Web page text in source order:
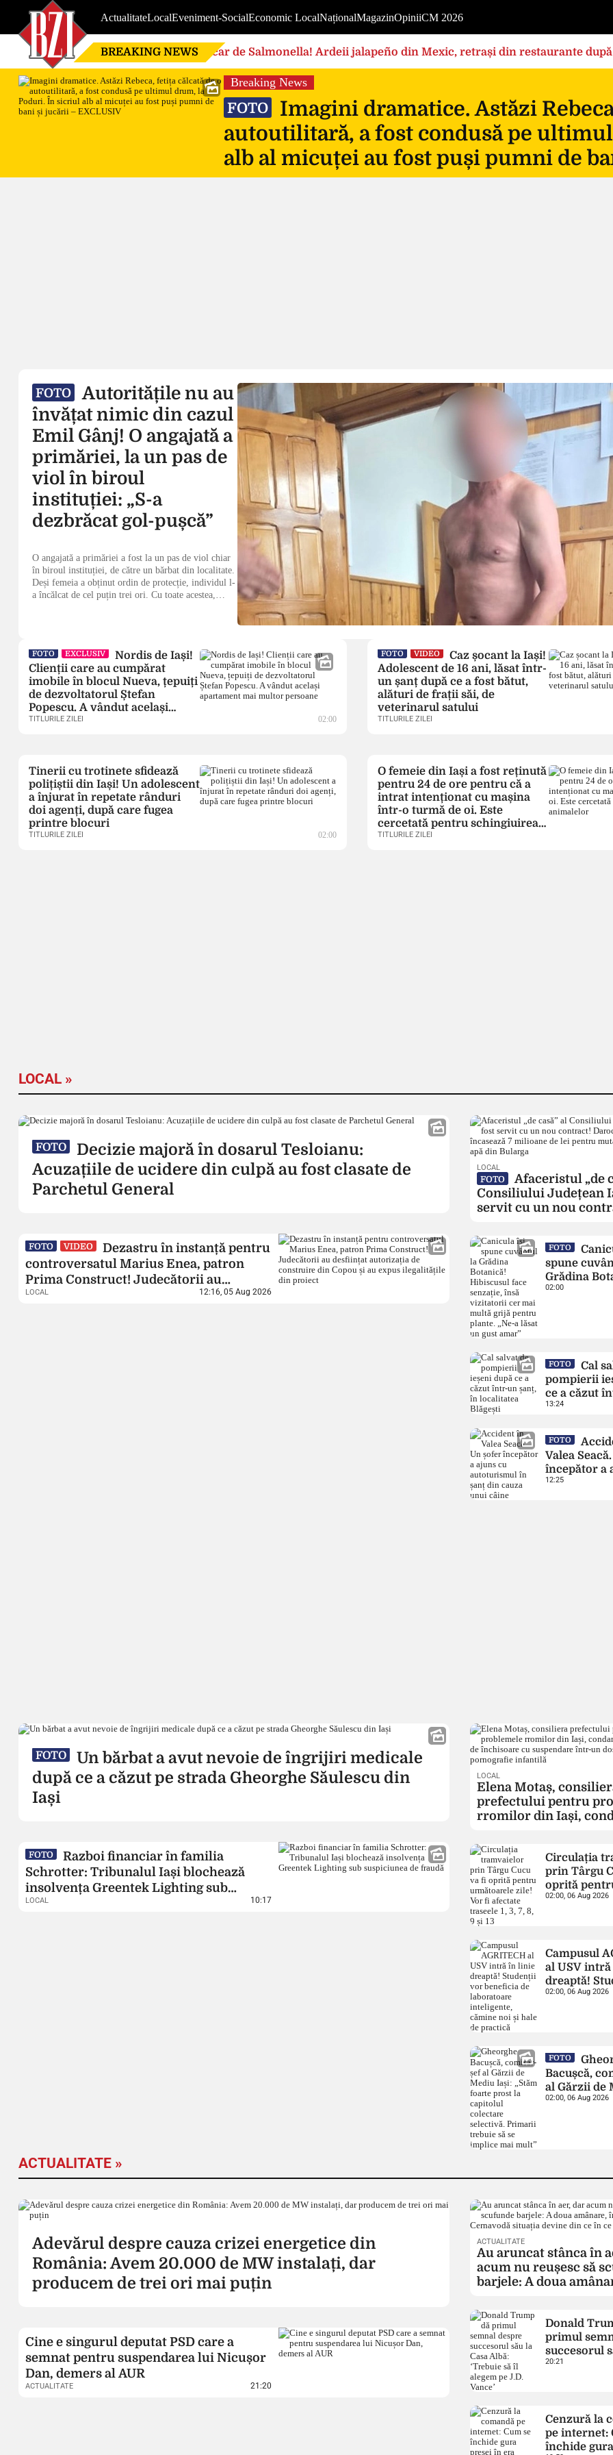
ActualitateLocalEveniment-SocialEconomic LocalNaționalMagazinOpiniiCM 2026
BREAKING NEWS Focar de Salmonella! Ardeii jalapeño din Mexic, retrași din restaurante
Breaking News
FOTO
Imagini dramatice. Astăzi
autoutilitară, a fost condusă pe
alb al micuței au fost puși pumni de
FOTO
Autoritățile nu au
învățat nimic din cazul
Emil Gânj! O angajată a
primăriei, la un pas de
viol în biroul
instituției: „S-a
dezbrăcat gol-pușcă”
O angajată a primăriei a fost la un pas de viol chiar
în biroul instituției, de către un bărbat din localitate.
Deși femeia a obținut ordin de protecție, individul l-
a încălcat de cel puțin trei ori. Cu toate acestea,
FOTO EXCLUSIV
Nordis de Iași!
Clienții care au cumpărat
imobile în blocul Nueva, țepuiți
de dezvoltatorul Ștefan
Popescu. A vândut același
apartament mai multor
TITLURILE ZILEI 02:00
FOTO VIDEO
Caz șocant la Iași!
Adolescent de 16 ani, lăsat într-
un șanț după ce a fost bătut,
alături de frații săi, de
veterinarul satului
TITLURILE ZILEI
Tinerii cu trotinete sfidează
polițiștii din Iași! Un adolescent
a înjurat în repetate rânduri
doi agenți, după care fugea
printre blocuri
TITLURILE ZILEI 02:00
O femeie din Iași a fost reținută
pentru 24 de ore pentru că a
intrat intenționat cu mașina
într-o turmă de oi. Este
cercetată pentru schingiuirea
animalelor
TITLURILE ZILEI
LOCAL »
FOTO
Decizie majoră în dosarul Tesloianu:
Acuzațiile de ucidere din culpă au fost clasate de
Parchetul General
FOTO VIDEO
Dezastru în instanță pentru
controversatul Marius Enea, patron
Prima Construct! Judecătorii au
desființat autorizația de construire din
LOCAL 12:16, 05 Aug 2026
LOCAL
FOTO
Afaceristul „de
Consiliului Județean
servit cu un nou
milioane de lei pentru
țevilor de apă din
FOTO
spune
Grădina
Hibiscusul
gust amar”
02:00
FOTO
Cal
pompierii
ce a căzut
șanț, în
13:24
FOTO
Valea
începător a
12:25
FOTO
Un bărbat a avut nevoie de îngrijiri medicale
după ce a căzut pe strada Gheorghe Săulescu din
Iași
FOTO
Razboi financiar în familia
Schrotter: Tribunalul Iași blochează
insolvența Greentek Lighting sub
suspiciunea de fraudă
LOCAL 10:17
LOCAL
Elena Motaș,
prefectului pentru
rromilor din Iași,
suspendare într-un
pornografie infantilă
Circulația
prin Târgu
oprită
următoarele
02:00, 06 Aug 2026
Campusul
al USV
dreaptă!
beneficia de
02:00, 06 Aug 2026
FOTO
Bacușcă,
al Gărzii de
„Stăm
02:00, 06 Aug 2026
ACTUALITATE »
Adevărul despre cauza crizei energetice din
România: Avem 20.000 de MW instalați, dar
producem de trei ori mai puțin
Cine e singurul deputat PSD care a
semnat pentru suspendarea lui Nicușor
Dan, demers al AUR
ACTUALITATE 21:20
ACTUALITATE
Au aruncat stânca în
acum nu reușesc să
barjele: A doua
devine din ce în ce mai
Donald
primul
succesorul
Albă:
20:21
Cenzură la
pe internet:
închide